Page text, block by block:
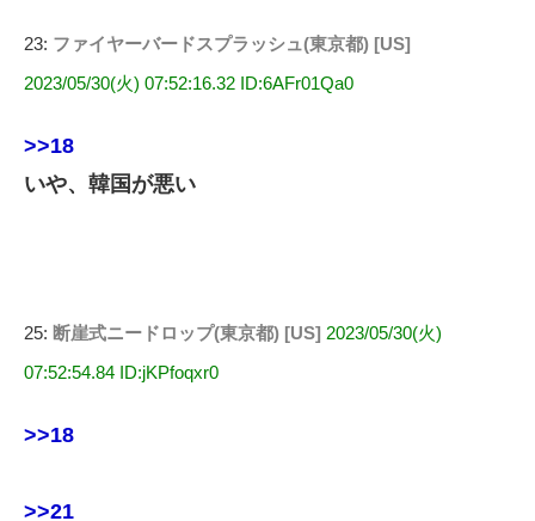
23: ファイヤーバードスプラッシュ(東京都) [US]
2023/05/30(火) 07:52:16.32 ID:6AFr01Qa0
>>18
いや、韓国が悪い
25: 断崖式ニードロップ(東京都) [US] 2023/05/30(火)
07:52:54.84 ID:jKPfoqxr0
>>18
>>21